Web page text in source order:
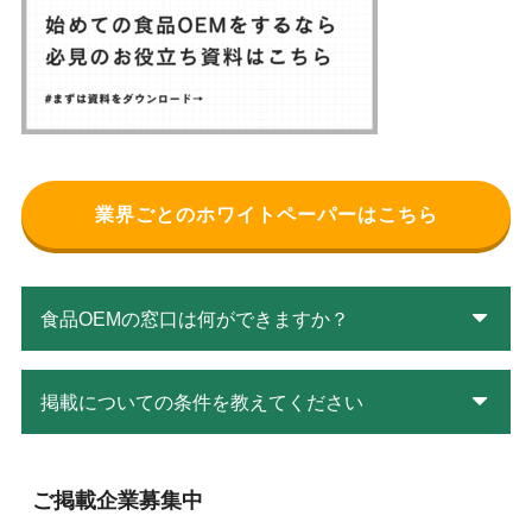
業界ごとのホワイトペーパーはこちら
食品OEMの窓口は何ができますか？
掲載についての条件を教えてください
ご掲載企業募集中